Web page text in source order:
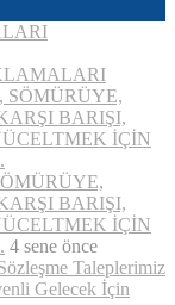
BARIŞI,
İÇİN
4 sene önce